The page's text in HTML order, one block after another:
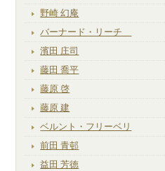
野崎 幻庵
バーナード・リーチ
濱田 庄司
藤田 喬平
藤原 啓
藤原 建
ベルント・フリーベリ
前田 青邨
益田 芳徳